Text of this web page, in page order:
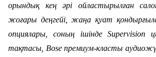
орындық кең әрі ойластырылған
жоғары деңгейі, жаңа қуат
опциялары, соның ішінде Supervision
тақтасы, Bose премиум-класты